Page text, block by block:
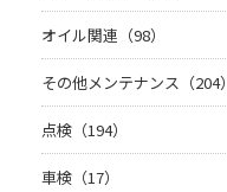
オイル関連（98）
その他メンテナンス（204）
点検（194）
車検（17）